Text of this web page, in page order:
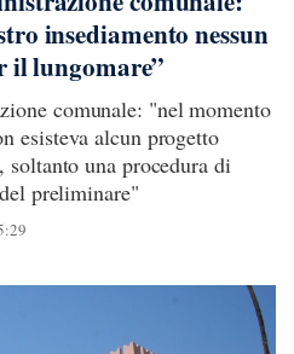
insediamento nessun
il lungomare”
comunale: "nel momento
esisteva alcun progetto
una procedura di
preliminare"